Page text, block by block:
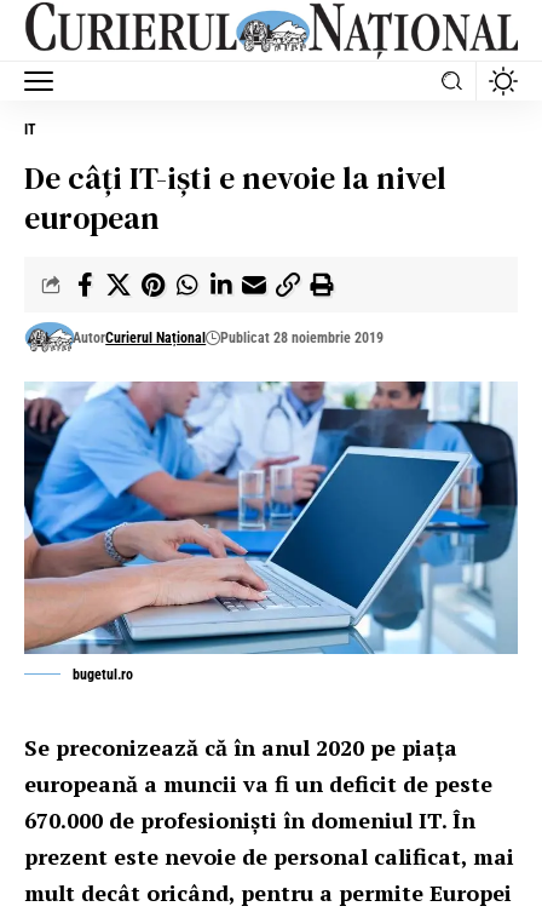
IT
De câţi IT-işti e nevoie la nivel
european
AutorCurierul Național Publicat 28 noiembrie 2019
bugetul.ro
Se preconizează că în anul 2020 pe piața
europeană a muncii va fi un deficit de peste
670.000 de profesioniști în domeniul IT. În
prezent este nevoie de personal calificat, mai
mult decât oricând, pentru a permite Europei